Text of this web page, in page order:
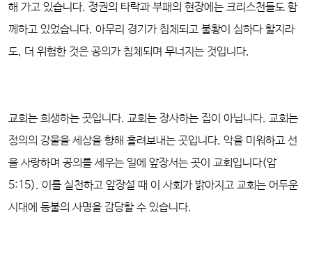
해 가고 있습니다. 정권의 타락과 부패의 현장에는 크리스천들도 함
께하고 있었습니다. 아무리 경기가 침체되고 불황이 심하다 할지라
도, 더 위험한 것은 공의가 침체되며 무너지는 것입니다.
교회는 희생하는 곳입니다. 교회는 장사하는 집이 아닙니다. 교회는
정의의 강물을 세상을 향해 흘려보내는 곳입니다. 악을 미워하고 선
을 사랑하며 공의를 세우는 일에 앞장서는 곳이 교회입니다(암
5:15). 이를 실천하고 앞장설 때 이 사회가 밝아지고 교회는 어두운
시대에 등불의 사명을 감당할 수 있습니다.